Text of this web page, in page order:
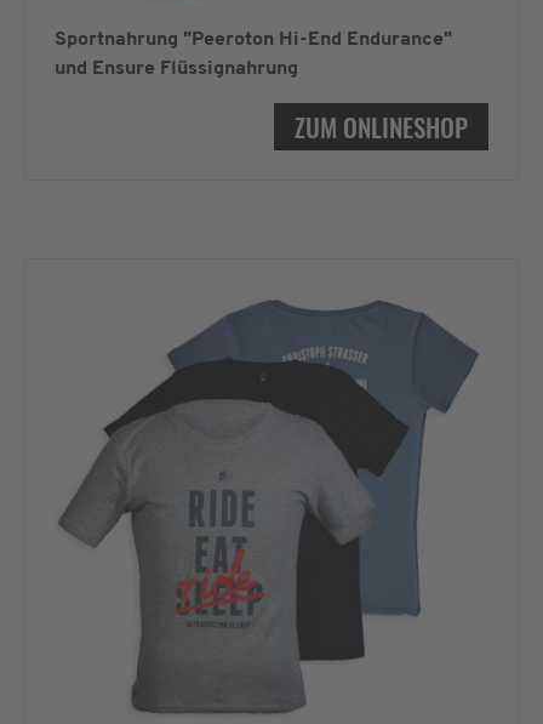
Sportnahrung "Peeroton Hi-End Endurance"
und Ensure Flüssignahrung
ZUM ONLINESHOP